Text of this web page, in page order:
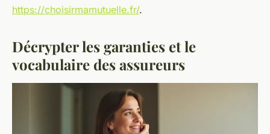
https://choisirmamutuelle.fr/.
Décrypter les garanties et le
vocabulaire des assureurs